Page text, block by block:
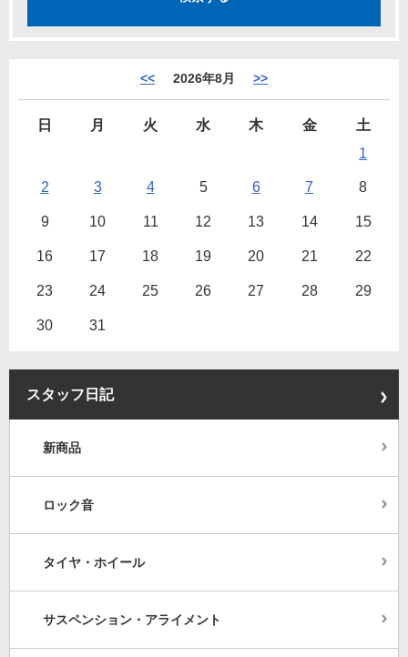
<< 2026年8月 >>
日 月 火 水 木 金
土
1
2 3 4 5 6 7 8
9 10 11 12 13 14 15
16 17 18 19 20 21 22
23 24 25 26 27 28 29
30 31
スタッフ日記
新商品
ロック音
タイヤ・ホイール
サスペンション・アライメント